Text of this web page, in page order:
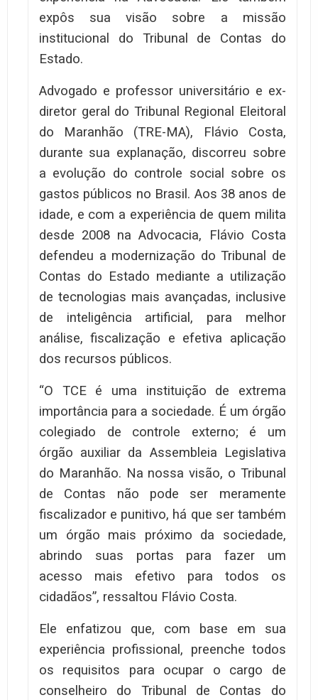
expôs sua visão sobre a missão
institucional do Tribunal de Contas do
Estado.
Advogado e professor universitário e ex-
diretor geral do Tribunal Regional Eleitoral
do Maranhão (TRE-MA), Flávio Costa,
durante sua explanação, discorreu sobre
a evolução do controle social sobre os
gastos públicos no Brasil. Aos 38 anos de
idade, e com a experiência de quem milita
desde 2008 na Advocacia, Flávio Costa
defendeu a modernização do Tribunal de
Contas do Estado mediante a utilização
de tecnologias mais avançadas, inclusive
de inteligência artificial, para melhor
análise, fiscalização e efetiva aplicação
dos recursos públicos.
“O TCE é uma instituição de extrema
importância para a sociedade. É um órgão
colegiado de controle externo; é um
órgão auxiliar da Assembleia Legislativa
do Maranhão. Na nossa visão, o Tribunal
de Contas não pode ser meramente
fiscalizador e punitivo, há que ser também
um órgão mais próximo da sociedade,
abrindo suas portas para fazer um
acesso mais efetivo para todos os
cidadãos”, ressaltou Flávio Costa.
Ele enfatizou que, com base em sua
experiência profissional, preenche todos
os requisitos para ocupar o cargo de
conselheiro do Tribunal de Contas do